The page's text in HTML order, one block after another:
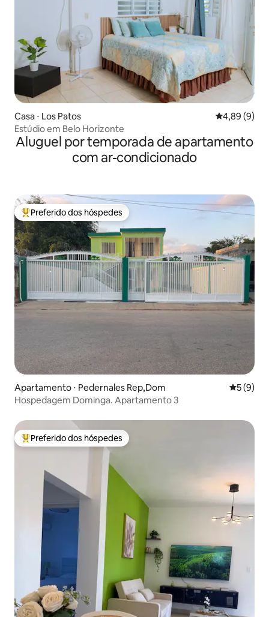
Casa ⋅ Los Patos 4,89 de uma
4,89 (9)
Estúdio em Belo Horizonte
Aluguel por temporada de apartamento
com ar-condicionado
Entre os melhores preferidos dos hóspedes
Preferido dos hóspedes
Apartamento ⋅ Pedernales Rep,Dom 5 de
5 (9)
Hospedagem Dominga. Apartamento 3
Entre os melhores preferidos dos hóspedes
Preferido dos hóspedes